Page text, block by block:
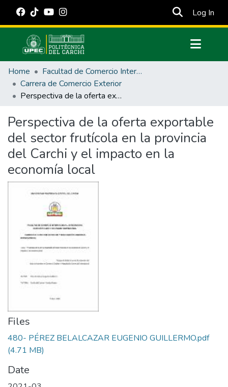
Log In
Communities & Collections
All of DSpace
Statistics
Estadísticas Externas
Manuales
Home
Facultad de Comercio Internacional, Integración, Administración y Economía Empresarial
Carrera de Comercio Exterior
Perspectiva de la oferta exportable del sector frutícola en la provincia del Carchi y el impacto en la economía local
Perspectiva de la oferta exportable
del sector frutícola en la provincia
del Carchi y el impacto en la
economía local
Files
480- PÉREZ BELALCAZAR EUGENIO GUILLERMO.pdf
(4.71 MB)
Date